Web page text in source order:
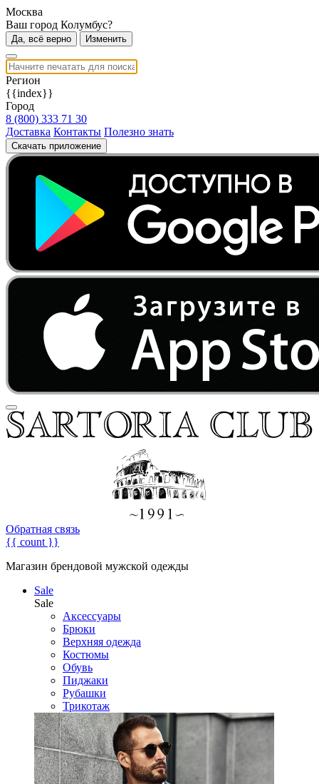
Москва
Ваш город Колумбус?
Да, всё верно Изменить
Регион
{{index}}
Город
8 (800) 333 71 30
Доставка Контакты Полезно знать
Скачать приложение
Обратная связь
{{ count }}
Магазин брендовой мужской одежды
Sale
Sale
Аксессуары
Брюки
Верхняя одежда
Костюмы
Обувь
Пиджаки
Рубашки
Трикотаж